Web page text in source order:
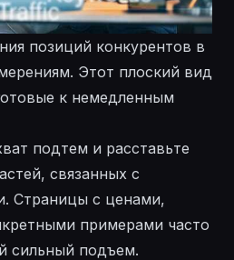
позиций конкурентов в
Этот плоский вид
к немедленным
подтем и расставьте
связанных с
Страницы с ценами,
примерами часто
сильный подъем.